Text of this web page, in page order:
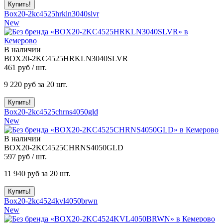
Box20-2kc4525hrkln3040slvr
New
В наличии
BOX20-2KC4525HRKLN3040SLVR
461 руб / шт.
9 220 руб за 20 шт.
Box20-2kc4525chrns4050gld
New
В наличии
BOX20-2KC4525CHRNS4050GLD
597 руб / шт.
11 940 руб за 20 шт.
Box20-2kc4524kvl4050brwn
New